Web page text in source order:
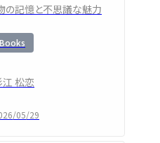
の記憶と不思議な魅力
Books
江 松恋
05/29